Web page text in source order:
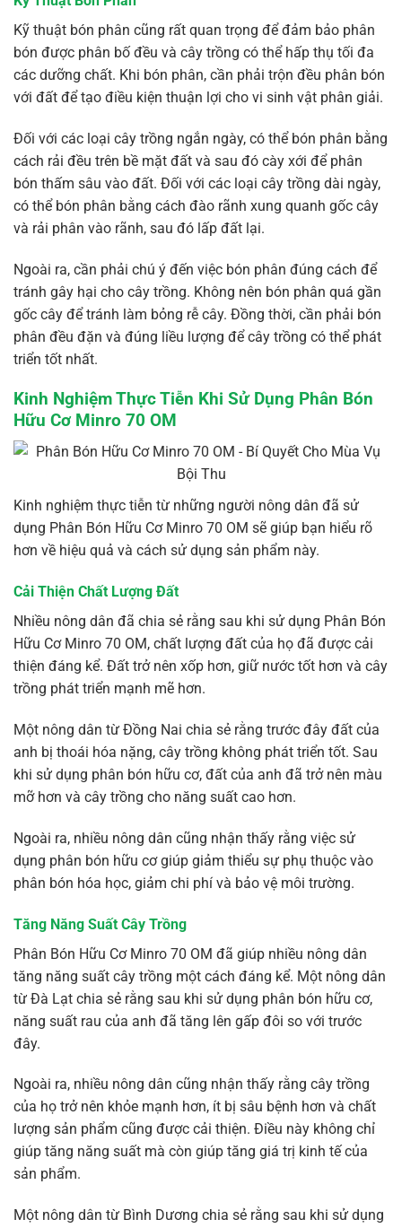
Kỹ thuật bón phân cũng rất quan trọng để đảm bảo phân
bón được phân bố đều và cây trồng có thể hấp thụ tối đa
các dưỡng chất. Khi bón phân, cần phải trộn đều phân bón
với đất để tạo điều kiện thuận lợi cho vi sinh vật phân giải.
Đối với các loại cây trồng ngắn ngày, có thể bón phân bằng
cách rải đều trên bề mặt đất và sau đó cày xới để phân
bón thấm sâu vào đất. Đối với các loại cây trồng dài ngày,
có thể bón phân bằng cách đào rãnh xung quanh gốc cây
và rải phân vào rãnh, sau đó lấp đất lại.
Ngoài ra, cần phải chú ý đến việc bón phân đúng cách để
tránh gây hại cho cây trồng. Không nên bón phân quá gần
gốc cây để tránh làm bỏng rễ cây. Đồng thời, cần phải bón
phân đều đặn và đúng liều lượng để cây trồng có thể phát
triển tốt nhất.
Kinh Nghiệm Thực Tiễn Khi Sử Dụng Phân Bón
Hữu Cơ Minro 70 OM
Kinh nghiệm thực tiễn từ những người nông dân đã sử
dụng Phân Bón Hữu Cơ Minro 70 OM sẽ giúp bạn hiểu rõ
hơn về hiệu quả và cách sử dụng sản phẩm này.
Cải Thiện Chất Lượng Đất
Nhiều nông dân đã chia sẻ rằng sau khi sử dụng Phân Bón
Hữu Cơ Minro 70 OM, chất lượng đất của họ đã được cải
thiện đáng kể. Đất trở nên xốp hơn, giữ nước tốt hơn và cây
trồng phát triển mạnh mẽ hơn.
Một nông dân từ Đồng Nai chia sẻ rằng trước đây đất của
anh bị thoái hóa nặng, cây trồng không phát triển tốt. Sau
khi sử dụng phân bón hữu cơ, đất của anh đã trở nên màu
mỡ hơn và cây trồng cho năng suất cao hơn.
Ngoài ra, nhiều nông dân cũng nhận thấy rằng việc sử
dụng phân bón hữu cơ giúp giảm thiểu sự phụ thuộc vào
phân bón hóa học, giảm chi phí và bảo vệ môi trường.
Tăng Năng Suất Cây Trồng
Phân Bón Hữu Cơ Minro 70 OM đã giúp nhiều nông dân
tăng năng suất cây trồng một cách đáng kể. Một nông dân
từ Đà Lạt chia sẻ rằng sau khi sử dụng phân bón hữu cơ,
năng suất rau của anh đã tăng lên gấp đôi so với trước
đây.
Ngoài ra, nhiều nông dân cũng nhận thấy rằng cây trồng
của họ trở nên khỏe mạnh hơn, ít bị sâu bệnh hơn và chất
lượng sản phẩm cũng được cải thiện. Điều này không chỉ
giúp tăng năng suất mà còn giúp tăng giá trị kinh tế của
sản phẩm.
Một nông dân từ Bình Dương chia sẻ rằng sau khi sử dụng